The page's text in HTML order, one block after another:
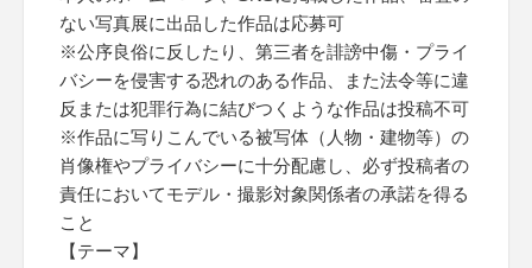
ない写真展に出品した作品は応募可
※公序良俗に反したり、第三者を誹謗中傷・プライ
バシーを侵害する恐れのある作品、また法令等に違
反または犯罪行為に結びつくような作品は投稿不可
※作品に写りこんでいる被写体（人物・建物等）の
肖像権やプライバシーに十分配慮し、必ず投稿者の
責任においてモデル・撮影対象関係者の承諾を得る
こと
【テーマ】